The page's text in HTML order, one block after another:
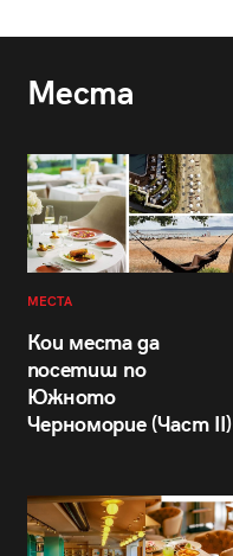
Места
МЕСТА
Кои места да
посетиш по
Южното
Черноморие (Част II)